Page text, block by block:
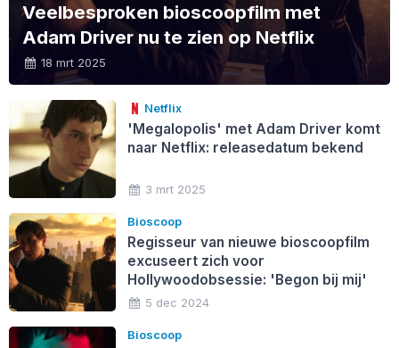
Veelbesproken bioscoopfilm met
Adam Driver nu te zien op Netflix
18 mrt 2025
Netflix
'Megalopolis' met Adam Driver komt
naar Netflix: releasedatum bekend
3 mrt 2025
Bioscoop
Regisseur van nieuwe bioscoopfilm
excuseert zich voor
Hollywoodobsessie: 'Begon bij mij'
5 dec 2024
Bioscoop